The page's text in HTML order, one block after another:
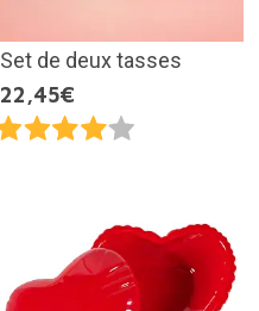
Set de deux tasses
22,45€